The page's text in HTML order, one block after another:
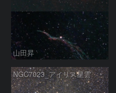
山田昇
NGC7023_アイリス星雲